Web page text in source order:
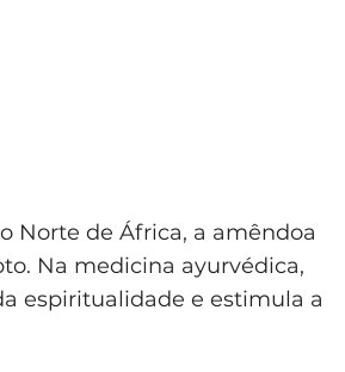
Norte de África, a amêndoa
Na medicina ayurvédica,
espiritualidade e estimula a